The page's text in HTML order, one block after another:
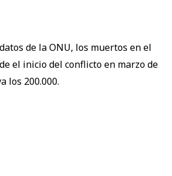
de la ONU, los muertos en el
el inicio del conflicto en marzo de
los 200.000.